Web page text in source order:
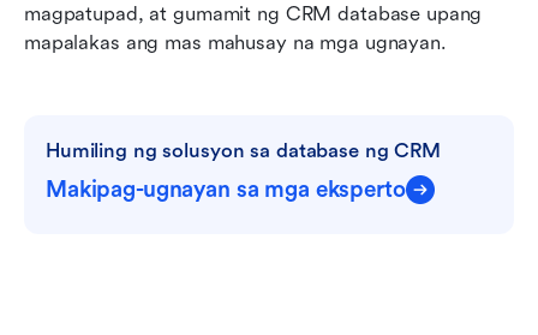
magpatupad, at gumamit ng CRM database upang
mapalakas ang mas mahusay na mga ugnayan.
Humiling ng solusyon sa database ng CRM
Makipag-ugnayan sa mga eksperto